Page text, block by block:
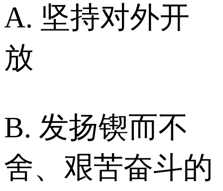
A. 坚持对外开
放
B. 发扬锲而不
舍、艰苦奋斗的